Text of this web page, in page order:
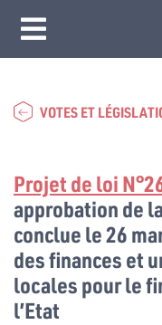
VOTES ET
Projet de loi
approbation de
conclue le 26
des finances et
locales pour le
l’Etat